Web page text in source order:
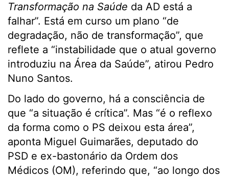
Transformação na Saúde da AD está a
falhar”. Está em curso um plano “de
degradação, não de transformação”, que
reflete a “instabilidade que o atual governo
introduziu na Área da Saúde”, atirou Pedro
Nuno Santos.
Do lado do governo, há a consciência de
que “a situação é crítica”. Mas “é o reflexo
da forma como o PS deixou esta área”,
aponta Miguel Guimarães, deputado do
PSD e ex-bastonário da Ordem dos
Médicos (OM), referindo que, “ao longo dos